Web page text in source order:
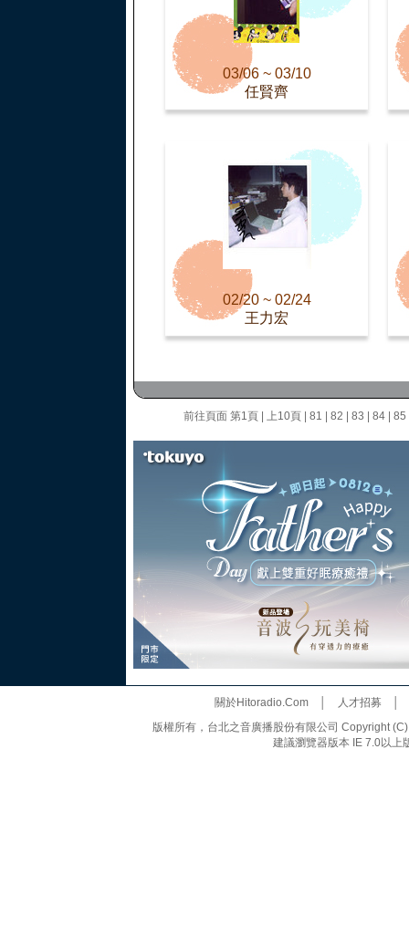
03/06 ~ 03/10
任賢齊
02/20 ~ 02/24
王力宏
前往頁面 第1頁 上10頁 81 82 83 84 85
關於Hitoradio.Com│ 人才招募
版權所有，台北之音廣播股份有限公司 Copyright
建議瀏覽器版本 IE 7.0以上